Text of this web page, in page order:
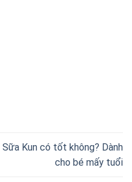
Sữa Kun có tốt không? Dành
cho bé mấy tuổi